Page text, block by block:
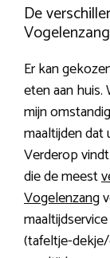
De
Er kan
eten aan
mijn
maaltijden dat
Verderop
die de meest
Vogelenzang
(tafeltje-